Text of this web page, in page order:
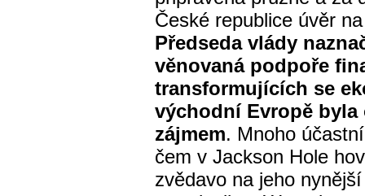
České republice úvěr
Předseda vlády
věnovaná podpoře
transformujících se
východní Evropě byla
zájmem. Mnoho
čem v Jackson Hole
zvědavo na jeho